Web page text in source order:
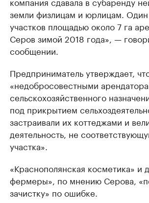
земли физлицам и юрлицам. Один
участков площадью около 7 га
Серов зимой 2018 года», —
сообщении.
Предприниматель утверждает,
«недобросовестными
сельскохозяйственного
под прикрытием
застраивали их коттеджами и
деятельность, не
участка».
«Краснополянская косметика» и
фермеры», по мнению Серова,
зачистку» по ошибке.